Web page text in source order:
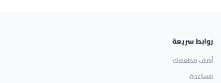
روابط سريعة
أضف مطعمك
مساعدة